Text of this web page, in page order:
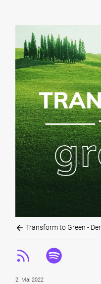
Transform to Green -
2. Mai 2022